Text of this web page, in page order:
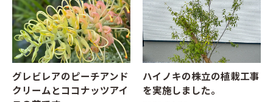
グレビレアのピーチアンド
クリームとココナッツアイ
ハイノキの株立の植栽工事
を実施しました。